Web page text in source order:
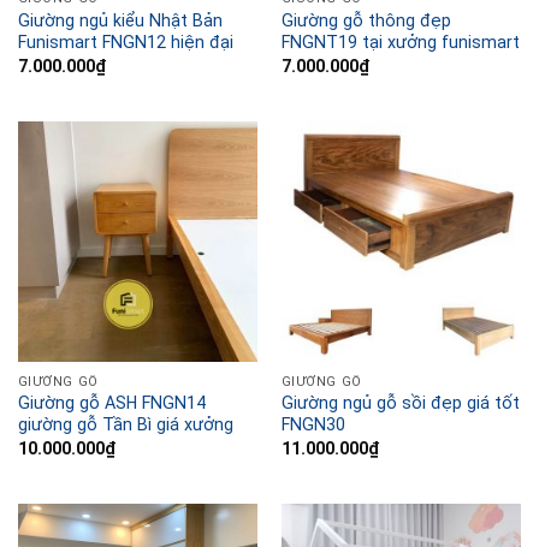
Giường ngủ kiểu Nhật Bản
Funismart FNGN12 hiện đại
7.000.000₫
Giường gỗ thông đẹp
FNGNT19 tại xưởng funismart
7.000.000₫
GIƯỜNG GỖ
Giường gỗ ASH FNGN14
giường gỗ Tần Bì giá xưởng
10.000.000₫
GIƯỜNG GỖ
Giường ngủ gỗ sồi đẹp giá tốt
FNGN30
11.000.000₫